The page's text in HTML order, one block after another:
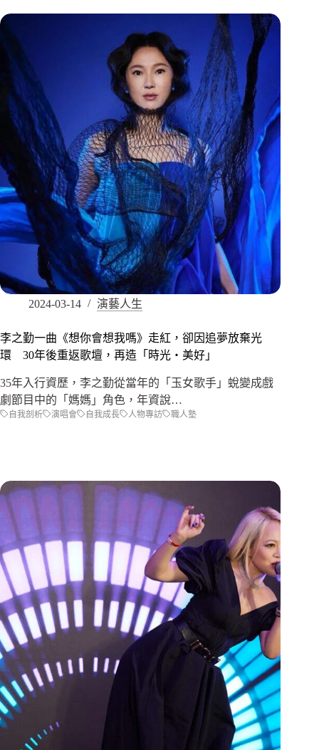
2024-03-14 演藝人生
李之勤一曲《想你會想我嗎》走紅，卻因追夢放棄光
環 30年後重返歌壇，再造「時光‧美好」
35年入行資歷，李之勤從當年的「玉女歌手」蛻變成戲
劇節目中的「媽媽」角色，年資說…
自我剖析 演唱會 自我成長 人物專訪 職人塾